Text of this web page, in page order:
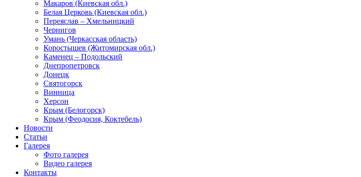
Макаров (Киевская обл.)
Белая Церковь (Киевская обл.)
Переяслав – Хмельницкий
Чернигов
Умань (Черкасская область)
Коростышев (Житомирская обл.)
Каменец – Подольский
Днепропетровск
Донецк
Святогорск
Винница
Херсон
Крым (Белогорск)
Крым (Феодосия, Коктебель)
Новости
Статьи
Галерея
Фото галерея
Видео галерея
Контакты